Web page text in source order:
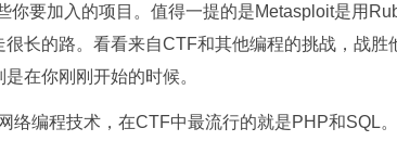
你要加入的项目。值得一提的是Metasploit是用
长的路。看看来自CTF和其他编程的挑战，战胜
在你刚刚开始的时候。
络编程技术，在CTF中最流行的就是PHP和SQL。